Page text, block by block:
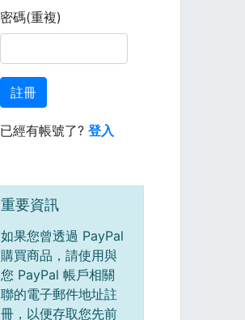
密碼(重複)
註冊
已經有帳號了? 登入
重要資訊
如果您曾透過 PayPal
購買商品，請使用與
您 PayPal 帳戶相關
聯的電子郵件地址註
冊，以便存取您先前